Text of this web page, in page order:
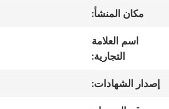
أشرطة
مكان المنشأ:
اسم العلامة
التجارية:
إصدار الشهادات: